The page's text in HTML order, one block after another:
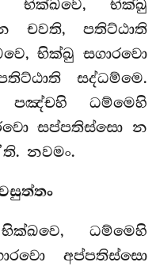
භික්ඛවෙ, භික්ඛු
චවති, පතිට්ඨාති
භික්ඛු සගාරවො
සද්ධම්මෙ.
පඤ්චහි ධම්මෙහි
සප්පතිස්සො න
නවමං.
ධම්මෙහි
අප්පතිස්සො